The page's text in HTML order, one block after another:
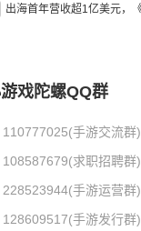
游戏陀螺QQ群
110777025(手游交流群)
108587679(求职招聘群)
228523944(手游运营群)
128609517(手游发行群)